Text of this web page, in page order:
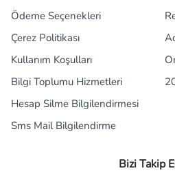
Ödeme Seçenekleri
Çerez Politikası
Kullanım Koşulları
Bilgi Toplumu Hizmetleri
Hesap Silme Bilgilendirmesi
Sms Mail Bilgilendirme
Bizi Takip